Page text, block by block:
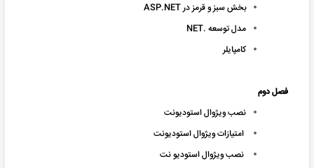
بخش سبز و قرمز در ASP.NET
مدل توسعه .NET
کامپایلر
فصل دوم
نصب ویژوال استودیونت
امتیازات ویژوال استودیونت
نصب ویژوال استودیو نت